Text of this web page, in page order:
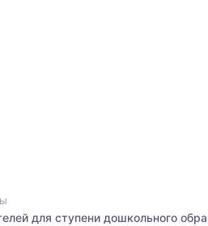
для ступени дошкольного